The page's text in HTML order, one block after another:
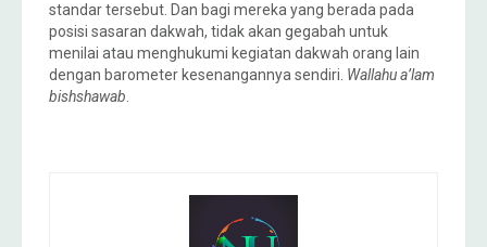
standar tersebut. Dan bagi mereka yang berada pada
posisi sasaran dakwah, tidak akan gegabah untuk
menilai atau menghukumi kegiatan dakwah orang lain
dengan barometer kesenangannya sendiri. Wallahu a’lam
bishshawab.